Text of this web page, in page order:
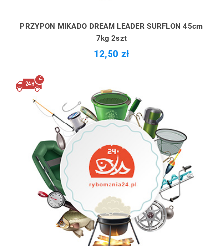
PRZYPON MIKADO DREAM LEADER SURFLON 45cm
7kg 2szt
12,50 zł